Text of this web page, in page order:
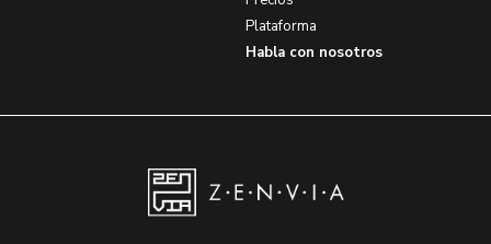
Plataforma
Habla con nosotros